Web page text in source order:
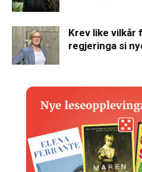
Krev like vilkår
regjeringa si